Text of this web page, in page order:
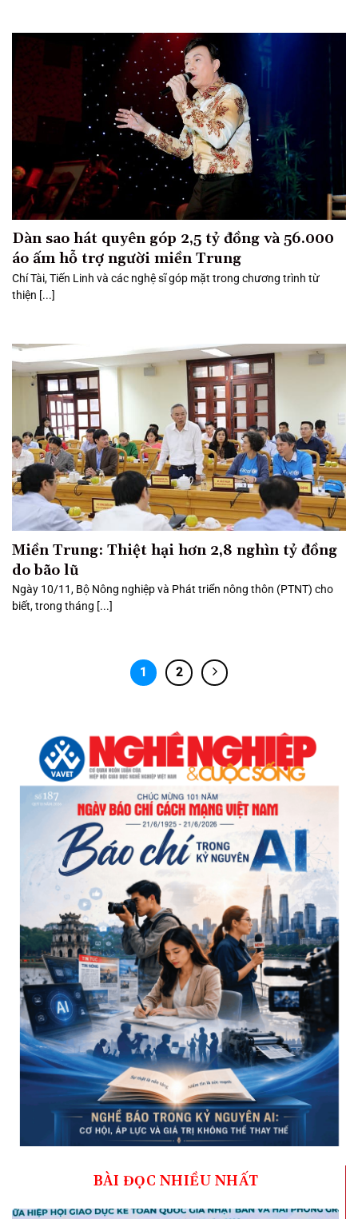
Dàn sao hát quyên góp 2,5 tỷ đồng và 56.000
áo ấm hỗ trợ người miền Trung
Chí Tài, Tiến Linh và các nghệ sĩ góp mặt trong chương trình từ
thiện [...]
Miền Trung: Thiệt hại hơn 2,8 nghìn tỷ đồng
do bão lũ
Ngày 10/11, Bộ Nông nghiệp và Phát triển nông thôn (PTNT) cho
biết, trong tháng [...]
1 2
BÀI ĐỌC NHIỀU NHẤT